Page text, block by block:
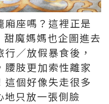
廂座嗎？這裡正是
魔媽媽也企圖進去
／放假暴食後，
腰肢更加索性離家
這個好像失走很多
只放一張側臉